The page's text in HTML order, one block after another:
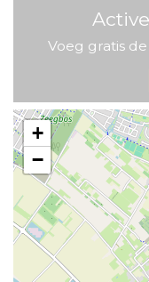
Voeg gratis
+
−